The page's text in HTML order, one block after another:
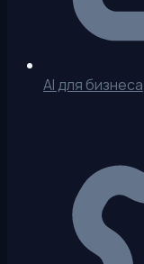
AI для бизнеса